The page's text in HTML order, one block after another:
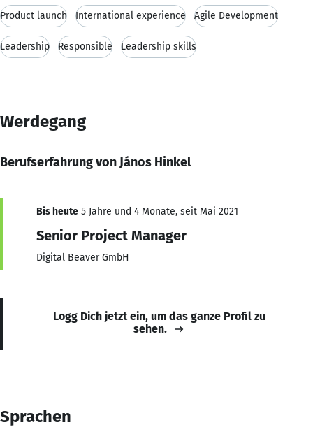
Product launch International experience Agile Development
Leadership Responsible Leadership skills
Werdegang
Berufserfahrung von János Hinkel
Bis heute 5 Jahre und 4 Monate, seit Mai 2021
Senior Project Manager
Digital Beaver GmbH
Logg Dich jetzt ein, um das ganze Profil zu
sehen.
Sprachen